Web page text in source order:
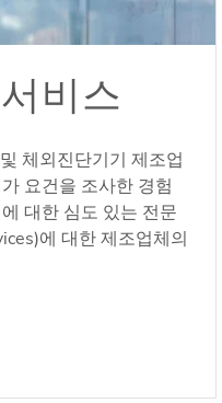
비스
체외진단기기 제조업
요건을 조사한 경험
대한 심도 있는 전문
에 대한 제조업체의